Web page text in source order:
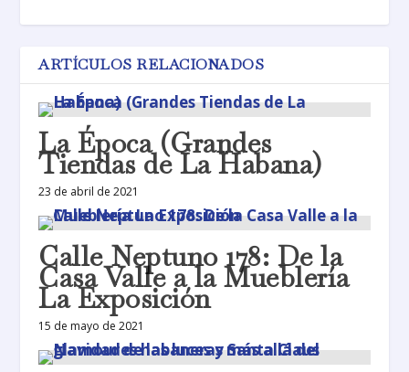
ARTÍCULOS RELACIONADOS
La Época (Grandes
Tiendas de La Habana)
23 de abril de 2021
Calle Neptuno 178: De la
Casa Valle a la Mueblería
La Exposición
15 de mayo de 2021